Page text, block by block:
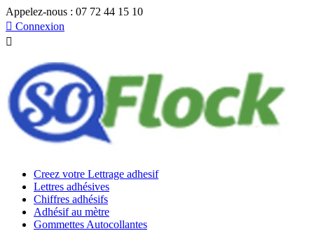
Appelez-nous : 07 72 44 15 10
 Connexion

Creez votre Lettrage adhesif
Lettres adhésives
Chiffres adhésifs
Adhésif au mètre
Gommettes Autocollantes